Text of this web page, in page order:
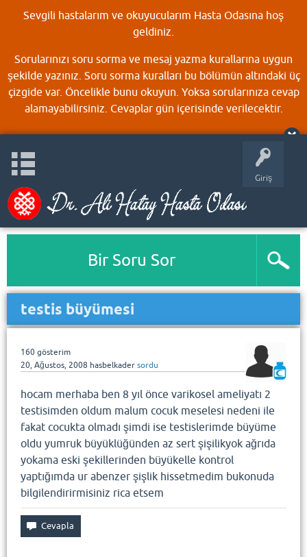
Sevgili hastalarım ve okuyucularım Hasta Odasına hoş
geldiniz.
Sorularınızı soru sorma ve mesaj yazma kurallarına uygun
şekilde yazınız. Soru sorma kuralları bu bölümün altındaki üç
çizgide var. Öncelikle bunu okuyun. Yoksa sorularınıza cevap
alamayabilirsiniz. Cevaplar gün içerisinde verilecektir.
Giriş
Bir Soru Sor
testis büyümesi
160 gösterim
20, Ağustos, 2008 hasbelkader sordu
hocam merhaba ben 8 yıl önce varikosel ameliyatı 2
testisimden oldum malum cocuk meselesi nedeni ile
fakat cocukta olmadı şimdi ise testislerimde büyüme
oldu yumruk büyüklüğünden az sert şişilikyok ağrıda
yokama eski şekillerinden büyükelle kontrol
yaptığımda ur abenzer şişlik hissetmedim bukonuda
bilgilendirirmisiniz rica etsem